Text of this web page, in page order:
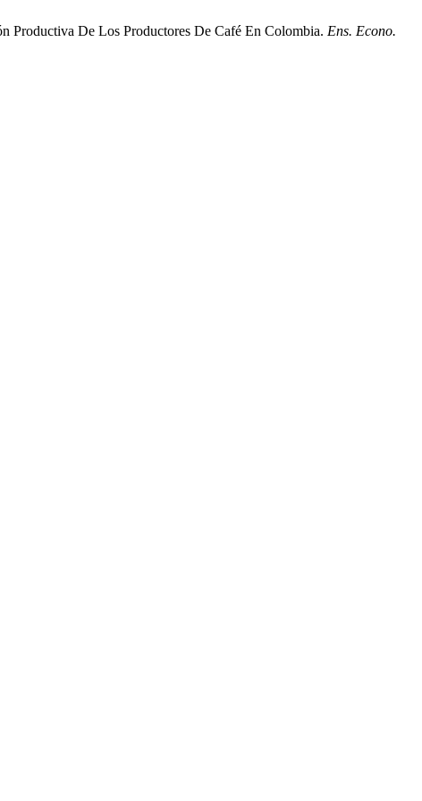
Productiva De Los Productores De Café En Colombia. Ens. Econo.